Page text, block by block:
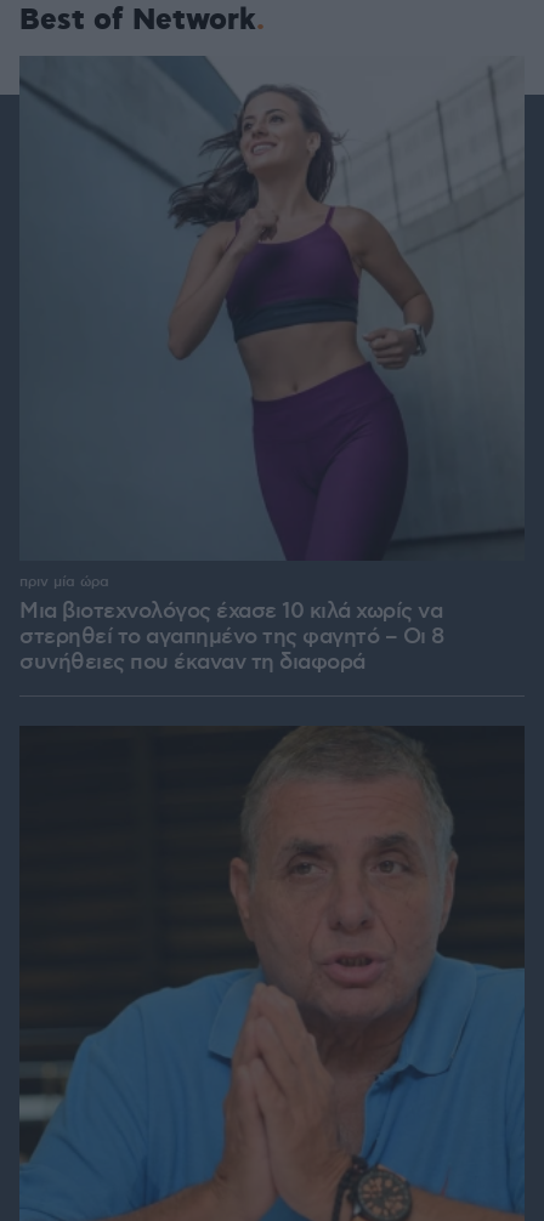
Best of Network
Μια βιοτεχνολόγος έχασε 10 κιλά χωρίς να
στερηθεί το αγαπημένο της φαγητό – Οι 8
συνήθειες που έκαναν τη διαφορά
πριν μία ώρα